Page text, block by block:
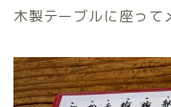
木製テーブルに座って